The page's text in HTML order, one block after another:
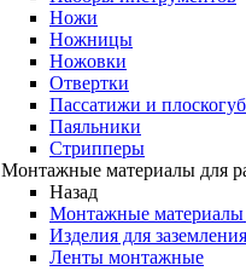
Ножи
Ножницы
Ножовки
Отвертки
Пассатижи и
Паяльники
Стрипперы
Монтажные материалы для
Назад
Монтажные материалы
Изделия для
Ленты монтажные